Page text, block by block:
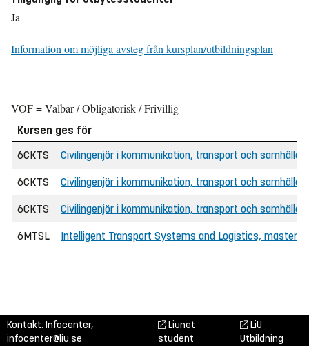
Ja
Information om möjliga avsteg från kursplan/utbildningsplan
VOF = Valbar / Obligatorisk / Frivillig
Kursen ges för
6CKTS
Civilingenjör i kommunikation, transport och samhälle
6CKTS Civilingenjör i kommunikation, transport och samhälle
6CKTS Civilingenjör i kommunikation, transport och
6MTSL Intelligent Transport Systems and Logistics,
Kontakt: Infocenter,
infocenter@liu.se
Liunet
student
LiU
Utbildning